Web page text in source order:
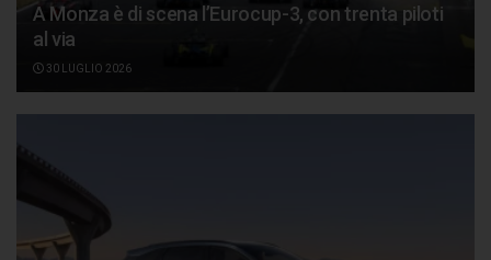
A Monza è di scena l’Eurocup-3, con trenta piloti
al via
30 LUGLIO 2026